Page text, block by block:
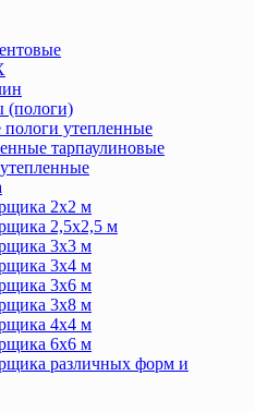
(пологи)
пологи утепленные
тарпаулиновые
2х2 м
2,5х2,5 м
3х3 м
3х4 м
3х6 м
3х8 м
4х4 м
6х6 м
различных форм и